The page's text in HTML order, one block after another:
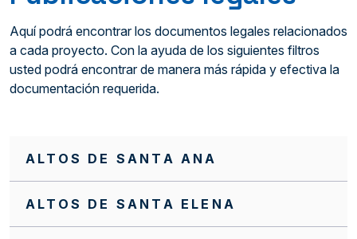
Aquí podrá encontrar los documentos legales relacionados
a cada proyecto. Con la ayuda de los siguientes filtros
usted podrá encontrar de manera más rápida y efectiva la
documentación requerida.
ALTOS DE SANTA ANA
ALTOS DE SANTA ELENA